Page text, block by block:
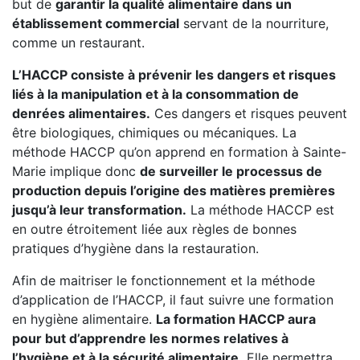
but de garantir la qualité alimentaire dans un
établissement commercial servant de la nourriture,
comme un restaurant.
L’HACCP consiste à prévenir les dangers et risques
liés à la manipulation et à la consommation de
denrées alimentaires. Ces dangers et risques peuvent
être biologiques, chimiques ou mécaniques. La
méthode HACCP qu’on apprend en formation à Sainte-
Marie implique donc de surveiller le processus de
production depuis l’origine des matières premières
jusqu’à leur transformation. La méthode HACCP est
en outre étroitement liée aux règles de bonnes
pratiques d’hygiène dans la restauration.
Afin de maitriser le fonctionnement et la méthode
d’application de l’HACCP, il faut suivre une formation
en hygiène alimentaire. La formation HACCP aura
pour but d’apprendre les normes relatives à